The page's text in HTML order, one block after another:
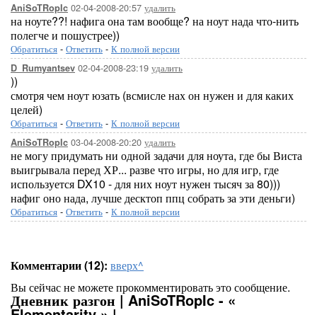
AniSoTRopIc 02-04-2008-20:57 удалить
на ноуте??! нафига она там вообще? на ноут нада что-нить
полегче и пошустрее))
Обратиться - Ответить - К полной версии
D_Rumyantsev 02-04-2008-23:19 удалить
))
смотря чем ноут юзать (всмисле нах он нужен и для каких
целей)
Обратиться - Ответить - К полной версии
AniSoTRopIc 03-04-2008-20:20 удалить
не могу придумать ни одной задачи для ноута, где бы Виста
выигрывала перед ХР... разве что игры, но для игр, где
используется DX10 - для них ноут нужен тысяч за 80)))
нафиг оно нада, лучше десктоп ппц собрать за эти деньги)
Обратиться - Ответить - К полной версии
Комментарии (12): вверх^
Вы сейчас не можете прокомментировать это сообщение.
Дневник разгон | AniSoTRopIc - «